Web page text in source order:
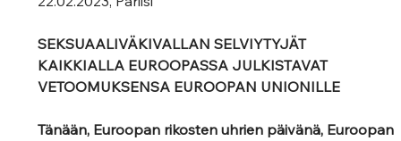
SEKSUAALIVÄKIVALLAN SELVIYTYJÄT
KAIKKIALLA EUROOPASSA JULKISTAVAT
VETOOMUKSENSA EUROOPAN UNIONILLE
Tänään, Euroopan rikosten uhrien päivänä, Euroopan